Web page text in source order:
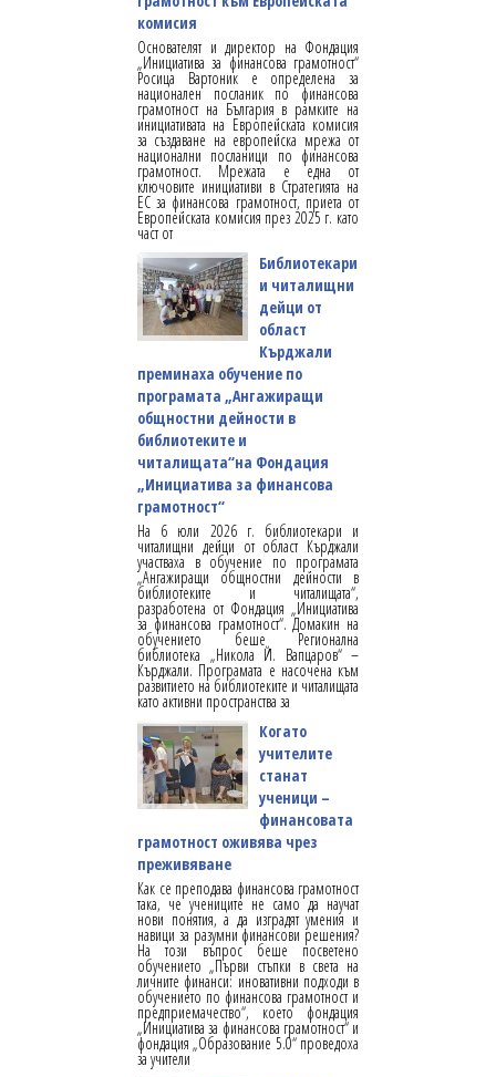
комисия
Основателят и директор на Фондация
„Инициатива за финансова грамотност“
Росица Вартоник е определена за
национален посланик по финансова
грамотност на България в рамките на
инициативата на Европейската комисия
за създаване на европейска мрежа от
национални посланици по финансова
грамотност. Мрежата е една от
ключовите инициативи в Стратегията на
ЕС за финансова грамотност, приета от
Европейската комисия през 2025 г. като
част от
Библиотекари
и читалищни
дейци от
област
Кърджали
преминаха обучение по
програмата „Ангажиращи
общностни дейности в
библиотеките и
читалищата“на Фондация
„Инициатива за финансова
грамотност“
На 6 юли 2026 г. библиотекари и
читалищни дейци от област Кърджали
участваха в обучение по програмата
„Ангажиращи общностни дейности в
библиотеките и читалищата“,
разработена от Фондация „Инициатива
за финансова грамотност“. Домакин на
обучението беше Регионална
библиотека „Никола Й. Вапцаров“ –
Кърджали. Програмата е насочена към
развитието на библиотеките и читалищата
като активни пространства за
Когато
учителите
станат
ученици –
финансовата
грамотност оживява чрез
преживяване
Как се преподава финансова грамотност
така, че учениците не само да научат
нови понятия, а да изградят умения и
навици за разумни финансови решения?
На този въпрос беше посветено
обучението „Първи стъпки в света на
личните финанси: иновативни подходи в
обучението по финансова грамотност и
предприемачество“, което фондация
„Инициатива за финансова грамотност“ и
фондация „Образование 5.0“ проведоха
за учители